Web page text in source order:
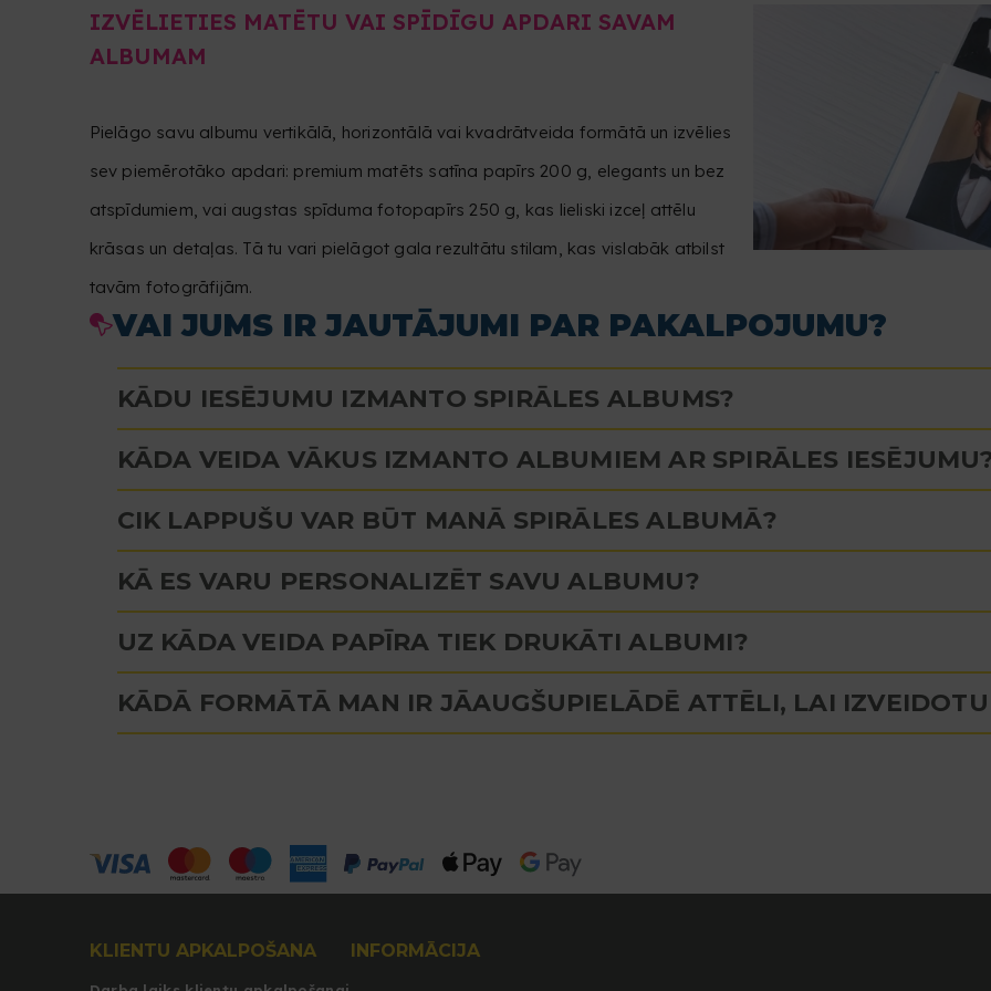
IZVĒLIETIES MATĒTU VAI SPĪDĪGU APDARI SAVAM
ALBUMAM
Pielāgo savu albumu vertikālā, horizontālā vai kvadrātveida formātā un izvēlies
sev piemērotāko apdari: premium matēts satīna papīrs 200 g, elegants un bez
atspīdumiem, vai augstas spīduma fotopapīrs 250 g, kas lieliski izceļ attēlu
krāsas un detaļas. Tā tu vari pielāgot gala rezultātu stilam, kas vislabāk atbilst
tavām fotogrāfijām.
VAI JUMS IR JAUTĀJUMI PAR PAKALPOJUMU?
KĀDU IESĒJUMU IZMANTO SPIRĀLES ALBUMS?
KĀDA VEIDA VĀKUS IZMANTO ALBUMIEM AR SPIRĀLES
CIK LAPPUŠU VAR BŪT MANĀ SPIRĀLES ALBUMĀ?
KĀ ES VARU PERSONALIZĒT SAVU ALBUMU?
UZ KĀDA VEIDA PAPĪRA TIEK DRUKĀTI ALBUMI?
KĀDĀ FORMĀTĀ MAN IR JĀAUGŠUPIELĀDĒ ATTĒLI, LAI
KLIENTU APKALPOŠANA INFORMĀCIJA